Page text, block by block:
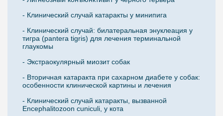
- Клинический случай катаракты у минипига
- Клинический случай: билатеральная энуклеация у
тигра (pantera tigris) для лечения терминальной
глаукомы
- Экстраокулярный миозит собак
- Вторичная катаракта при сахарном диабете у собак:
особенности клинической картины и лечения
- Клинический случай катаракты, вызванной
Encephalitozoon cuniculi, у кота